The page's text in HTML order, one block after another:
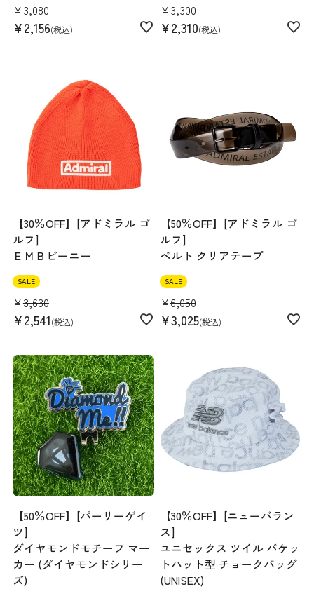
¥3,080
¥2,156 税込
¥3,300
¥2,310 税込
【30％OFF】[アドミラル ゴ
ルフ]
ＥＭＢビーニー
SALE
¥3,630
¥2,541 税込
【50％OFF】[アドミラル ゴ
ルフ]
ベルト クリアテープ
SALE
¥6,050
¥3,025 税込
【50％OFF】[パーリーゲイ
ツ]
ダイヤモンドモチーフ マー
カー (ダイヤモンドシリー
ズ)
【30％OFF】[ニューバラン
ス]
ユニセックス ツイル バケッ
トハット型 チョークバッグ
(UNISEX)